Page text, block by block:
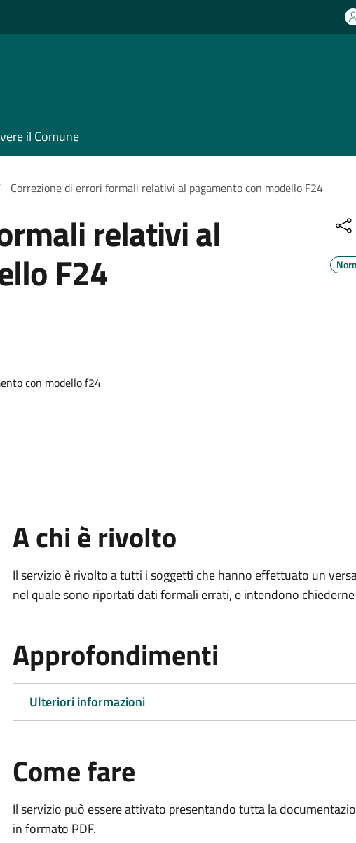
il Comune
Correzione di errori formali relativi al pagamento con modello F24
relativi al
F24
con modello f24
A chi è rivolto
Il servizio è rivolto a tutti i soggetti che hanno effettuato un
nel quale sono riportati dati formali errati, e intendono
Approfondimenti
Ulteriori informazioni
Come fare
Il servizio può essere attivato presentando tutta la
in formato PDF.